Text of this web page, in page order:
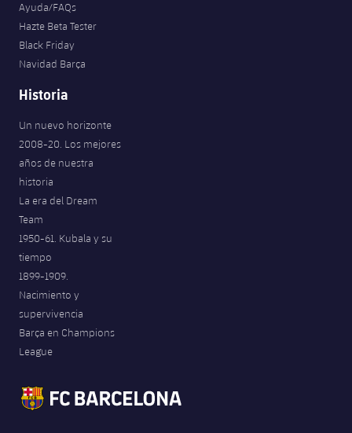
Ayuda/FAQs
Hazte Beta Tester
Black Friday
Navidad Barça
Historia
Un nuevo horizonte
2008-20. Los mejores
años de nuestra
historia
La era del Dream
Team
1950-61. Kubala y su
tiempo
1899-1909.
Nacimiento y
supervivencia
Barça en Champions
League